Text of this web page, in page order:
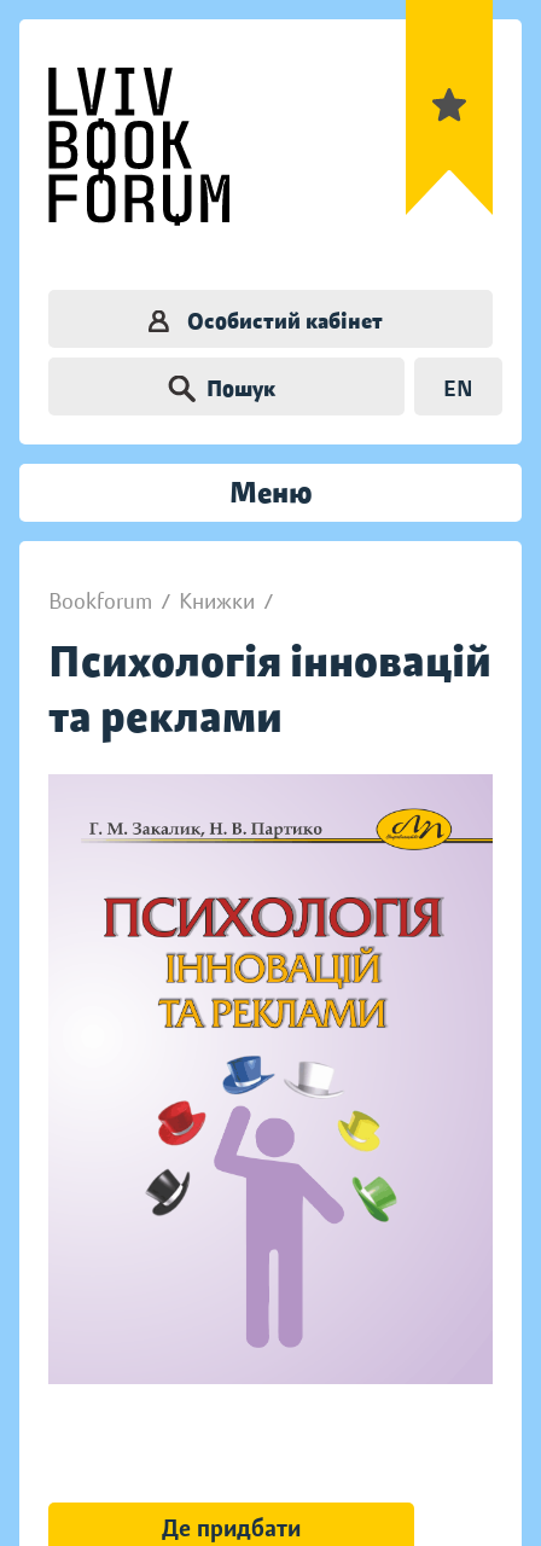
Особистий кабінет
Пошук EN
Меню
Bookforum / Книжки /
Психологія інновацій
та реклами
Де придбати